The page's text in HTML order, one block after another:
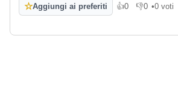
☆Aggiungi ai preferiti 👍0
Mi piace
👎0
Non mi piace
•0 voti